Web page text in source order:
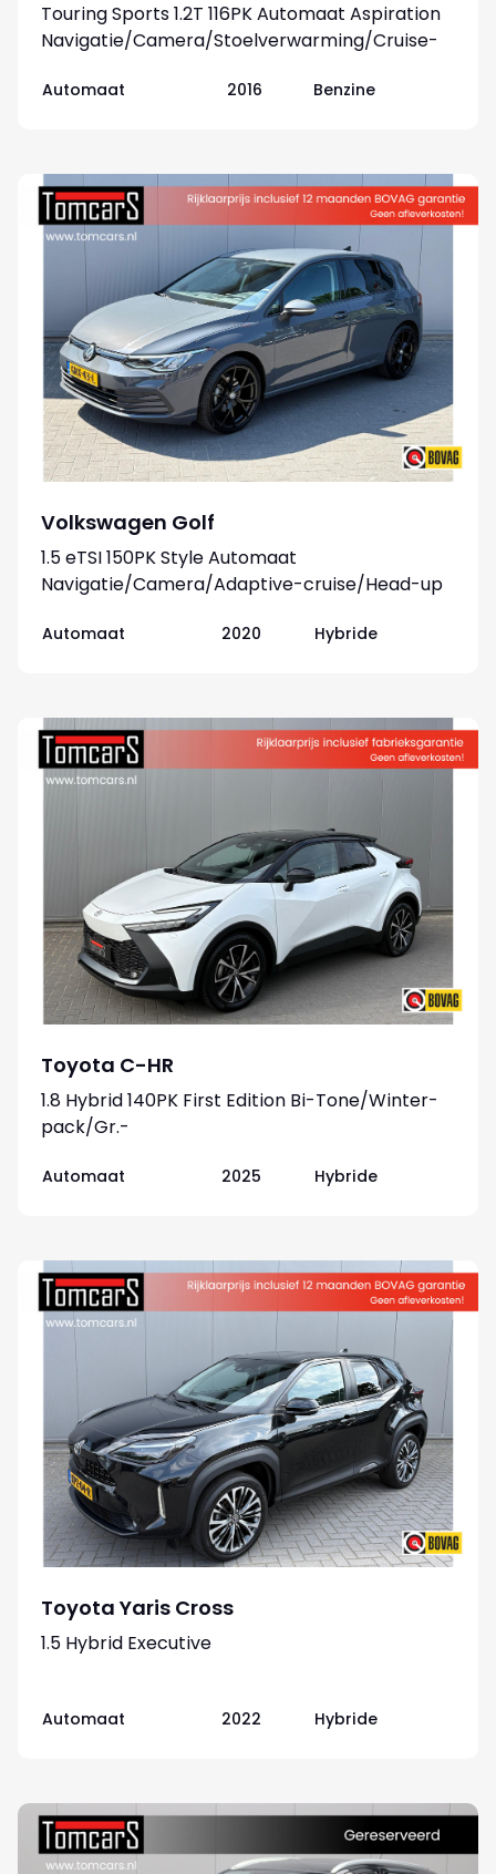
Touring Sports 1.2T 116PK Automaat Aspiration
Navigatie/Camera/Stoelverwarming/Cruise-
Automaat 2016 Benzine
Volkswagen Golf
1.5 eTSI 150PK Style Automaat
Navigatie/Camera/Adaptive-cruise/Head-up
Automaat 2020 Hybride
Toyota C-HR
1.8 Hybrid 140PK First Edition Bi-Tone/Winter-
pack/Gr.-
Automaat 2025 Hybride
Toyota Yaris Cross
1.5 Hybrid Executive
Automaat 2022 Hybride